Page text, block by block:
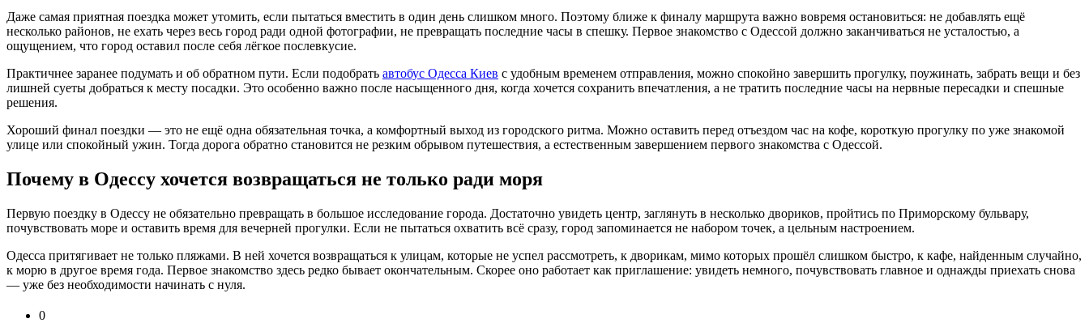
Даже самая приятная поездка может утомить, если пытаться вместить в один день слишком много. Поэтому ближе к финалу маршрута важно вовремя остановиться: не добавлять ещё
несколько районов, не ехать через весь город ради одной фотографии, не превращать последние часы в спешку. Первое знакомство с Одессой должно заканчиваться не усталостью, а
ощущением, что город оставил после себя лёгкое послевкусие.
Практичнее заранее подумать и об обратном пути. Если подобрать автобус Одесса Киев с удобным временем отправления, можно спокойно завершить прогулку, поужинать, забрать вещи и без
лишней суеты добраться к месту посадки. Это особенно важно после насыщенного дня, когда хочется сохранить впечатления, а не тратить последние часы на нервные пересадки и спешные
решения.
Хороший финал поездки — это не ещё одна обязательная точка, а комфортный выход из городского ритма. Можно оставить перед отъездом час на кофе, короткую прогулку по уже знакомой
улице или спокойный ужин. Тогда дорога обратно становится не резким обрывом путешествия, а естественным завершением первого знакомства с Одессой.
Почему в Одессу хочется возвращаться не только ради моря
Первую поездку в Одессу не обязательно превращать в большое исследование города. Достаточно увидеть центр, заглянуть в несколько двориков, пройтись по Приморскому бульвару,
почувствовать море и оставить время для вечерней прогулки. Если не пытаться охватить всё сразу, город запоминается не набором точек, а цельным настроением.
Одесса притягивает не только пляжами. В ней хочется возвращаться к улицам, которые не успел рассмотреть, к дворикам, мимо которых прошёл слишком быстро, к кафе, найденным случайно,
к морю в другое время года. Первое знакомство здесь редко бывает окончательным. Скорее оно работает как приглашение: увидеть немного, почувствовать главное и однажды приехать снова
— уже без необходимости начинать с нуля.
0